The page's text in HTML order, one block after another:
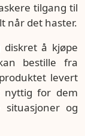
tilgang til
når det haster.
å kjøpe
bestille fra
levert
nyttig for dem
og